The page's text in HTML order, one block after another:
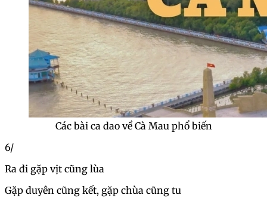
Các bài ca dao về Cà Mau phổ biến
6/
Ra đi gặp vịt cũng lùa
Gặp duyên cũng kết, gặp chùa cũng tu